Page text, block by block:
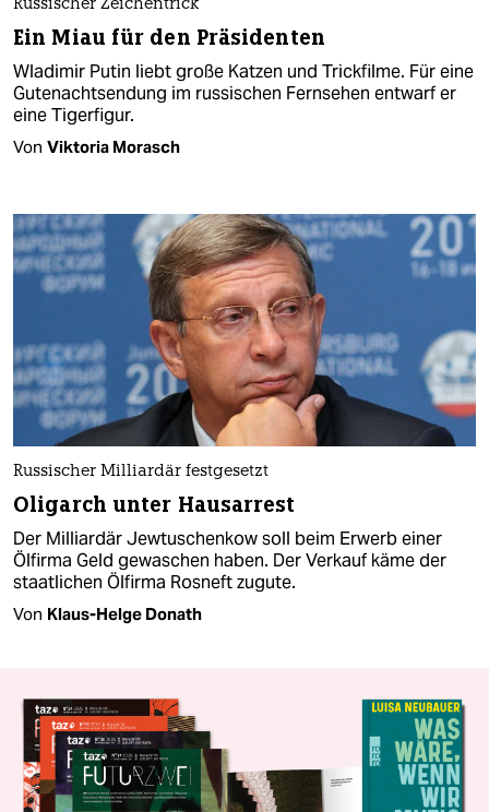
Russischer Zeichentrick
Ein Miau für den Präsidenten
Wladimir Putin liebt große Katzen und Trickfilme. Für eine
Gutenachtsendung im russischen Fernsehen entwarf er
eine Tigerfigur.
Von Viktoria Morasch
Russischer Milliardär festgesetzt
Oligarch unter Hausarrest
Der Milliardär Jewtuschenkow soll beim Erwerb einer
Ölfirma Geld gewaschen haben. Der Verkauf käme der
staatlichen Ölfirma Rosneft zugute.
Von Klaus-Helge Donath